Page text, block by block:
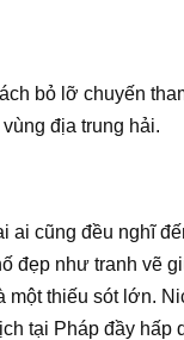
bỏ lỡ chuyến
địa trung hải.
ai cũng đều nghĩ
đẹp như tranh vẽ
một thiếu sót lớn.
tại Pháp đầy hấp